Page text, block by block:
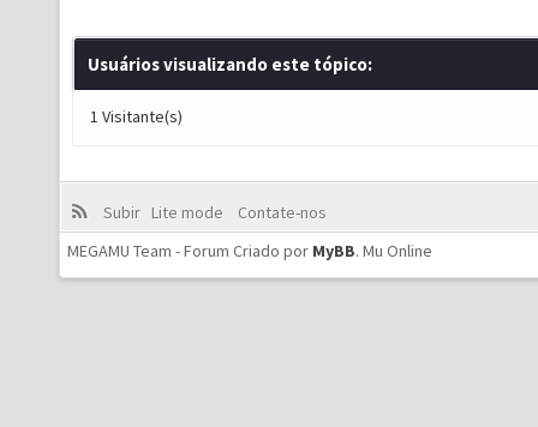
Usuários visualizando este tópico:
1 Visitante(s)
Subir Lite mode
Contate-nos
MEGAMU Team - Forum Criado por MyBB. Mu Online